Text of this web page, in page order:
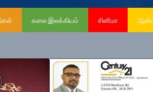
கலை இலக்கியம் சினிமா